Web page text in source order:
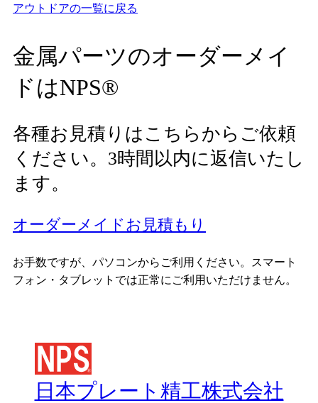
アウトドアの一覧に戻る
金属パーツのオーダーメイ
ドはNPS®
各種お見積りはこちらからご依頼
ください。3時間以内に返信いたし
ます。
オーダーメイドお見積もり
お手数ですが、パソコンからご利用ください。スマート
フォン・タブレットでは正常にご利用いただけません。
日本プレート精工株式会社